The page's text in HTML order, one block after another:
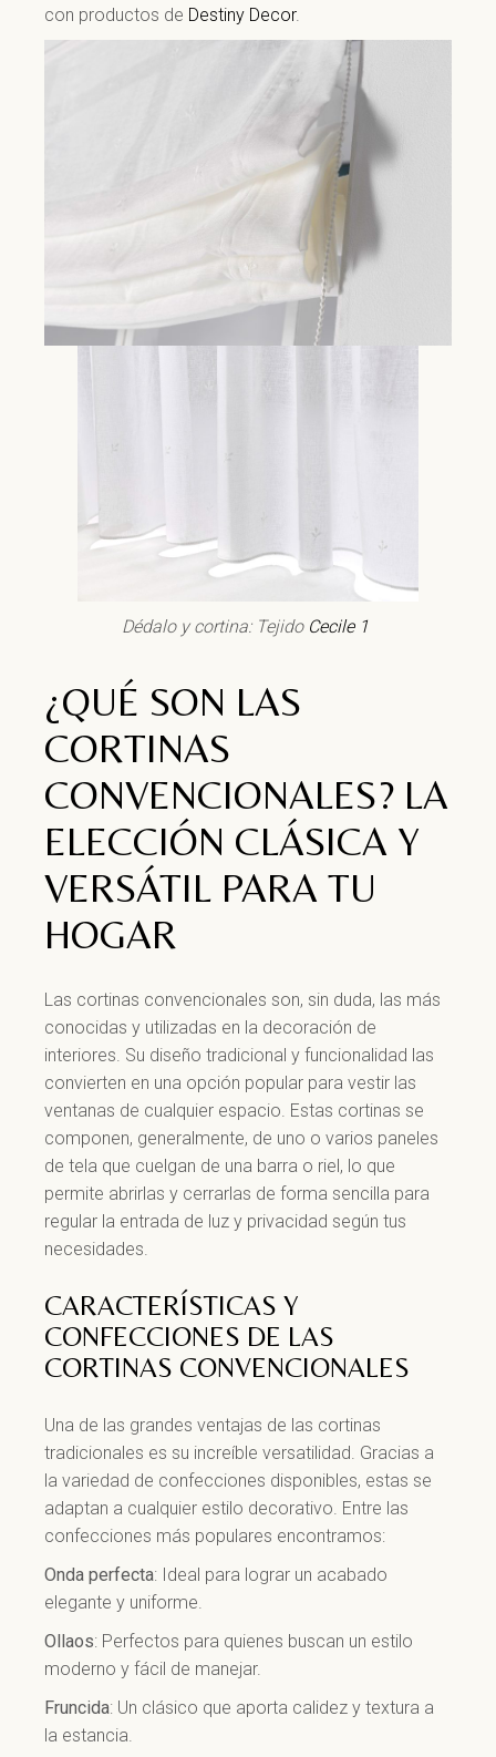
con productos de Destiny Decor.
Dédalo y cortina: Tejido Cecile 1
¿QUÉ SON LAS
CORTINAS
CONVENCIONALES? LA
ELECCIÓN CLÁSICA Y
VERSÁTIL PARA TU
HOGAR
Las cortinas convencionales son, sin duda, las más
conocidas y utilizadas en la decoración de
interiores. Su diseño tradicional y funcionalidad las
convierten en una opción popular para vestir las
ventanas de cualquier espacio. Estas cortinas se
componen, generalmente, de uno o varios paneles
de tela que cuelgan de una barra o riel, lo que
permite abrirlas y cerrarlas de forma sencilla para
regular la entrada de luz y privacidad según tus
necesidades.
CARACTERÍSTICAS Y
CONFECCIONES DE LAS
CORTINAS CONVENCIONALES
Una de las grandes ventajas de las cortinas
tradicionales es su increíble versatilidad. Gracias a
la variedad de confecciones disponibles, estas se
adaptan a cualquier estilo decorativo. Entre las
confecciones más populares encontramos:
Onda perfecta: Ideal para lograr un acabado
elegante y uniforme.
Ollaos: Perfectos para quienes buscan un estilo
moderno y fácil de manejar.
Fruncida: Un clásico que aporta calidez y textura a
la estancia.